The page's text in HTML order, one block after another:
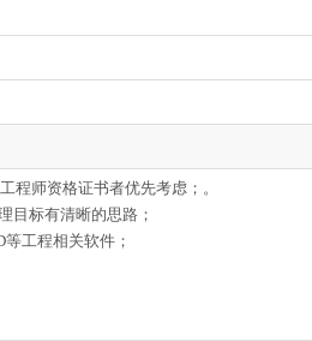
程师资格证书者优先考虑；。
目标有清晰的思路；
工程相关软件；